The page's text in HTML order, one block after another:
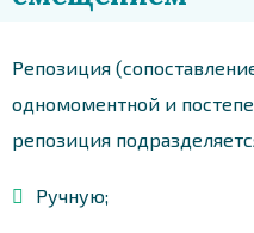
Репозиция
одномоментной и
репозиция
Ручную;